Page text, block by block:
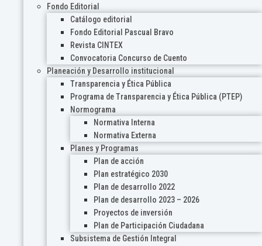
Fondo Editorial
Catálogo editorial
Fondo Editorial Pascual Bravo
Revista CINTEX
Convocatoria Concurso de Cuento
Planeación y Desarrollo institucional
Transparencia y Ética Pública
Programa de Transparencia y Ética Pública (PTEP)
Normograma
Normativa Interna
Normativa Externa
Planes y Programas
Plan de acción
Plan estratégico 2030
Plan de desarrollo 2022
Plan de desarrollo 2023 – 2026
Proyectos de inversión
Plan de Participación Ciudadana
Subsistema de Gestión Integral